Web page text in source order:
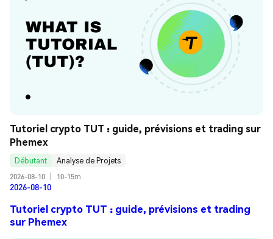
Tutoriel crypto TUT : guide, prévisions et trading sur
Phemex
Débutant
Analyse de Projets
2026-08-10
10-15m
2026-08-10
Tutoriel crypto TUT : guide, prévisions et trading
sur Phemex